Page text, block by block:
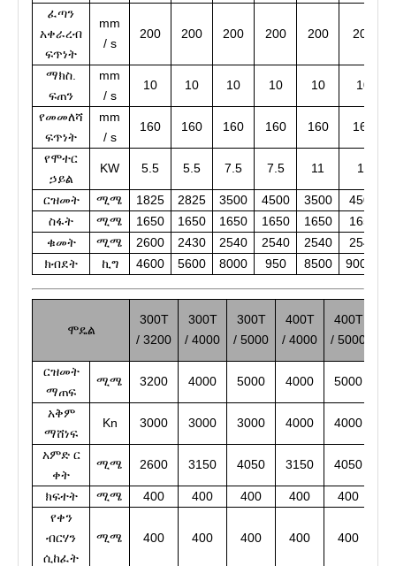
ፈጣን
አቀራረብ
ፍጥነት
mm
/ s
200 200 200 200 200 200
ማክስ.
ፍጠን
mm
/ s
10 10 10 10 10 10
የመመለሻ
ፍጥነት
mm
/ s
160 160 160 160 160 160
የሞተር
ኃይል
KW 5.5 5.5 7.5 7.5 11 11
ርዝመት ሚሜ 1825 2825 3500 4500 3500
4500
ስፋት
ሚሜ 1650 1650 1650 1650 1650
1650
ቁመት
ሚሜ 2600 2430 2540 2540 2540
2540
ክብደት
ኪግ 4600 5600 8000 950 8500 90000
ሞዴል
300T
/ 3200
300T
/ 4000
300T
/ 5000
400T
/ 4000
400T
/ 5000
ርዝመት
ማጠፍ
ሚሜ 3200 4000 5000 4000 5000
አቅም
ማሸነፍ
Kn 3000 3000 3000 4000 4000
አምድ ር
ቀት
ሚሜ 2600 3150 4050 3150 4050
ክፍተት ሚሜ 400 400 400 400 400
የቀን
ብርሃን
ሲከፈት
ሚሜ 400 400 400 400 400